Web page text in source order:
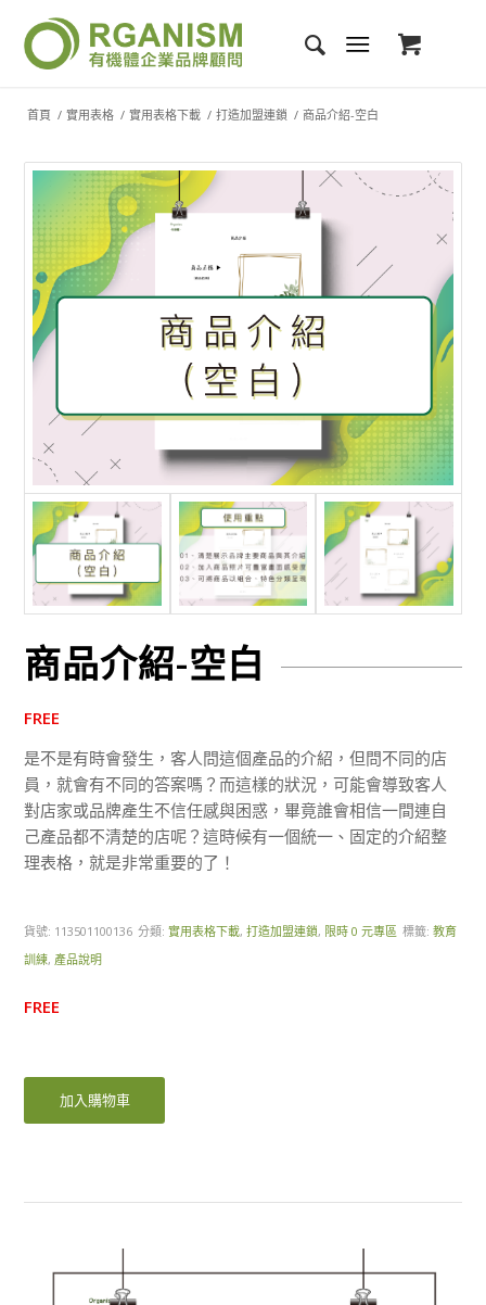
首頁 / 實用表格 / 實用表格下載 / 打造加盟連鎖 / 商品介紹-空白
商品介紹-空白
FREE
是不是有時會發生，客人問這個產品的介紹，但問不同的店
員，就會有不同的答案嗎？而這樣的狀況，可能會導致客人
對店家或品牌產生不信任感與困惑，畢竟誰會相信一間連自
己產品都不清楚的店呢？這時候有一個統一、固定的介紹整
理表格，就是非常重要的了！
貨號: 113501100136 分類:實用表格下載,打造加盟連鎖, 限時 0 元專區 標籤:教育
訓練, 產品說明
FREE
加入購物車